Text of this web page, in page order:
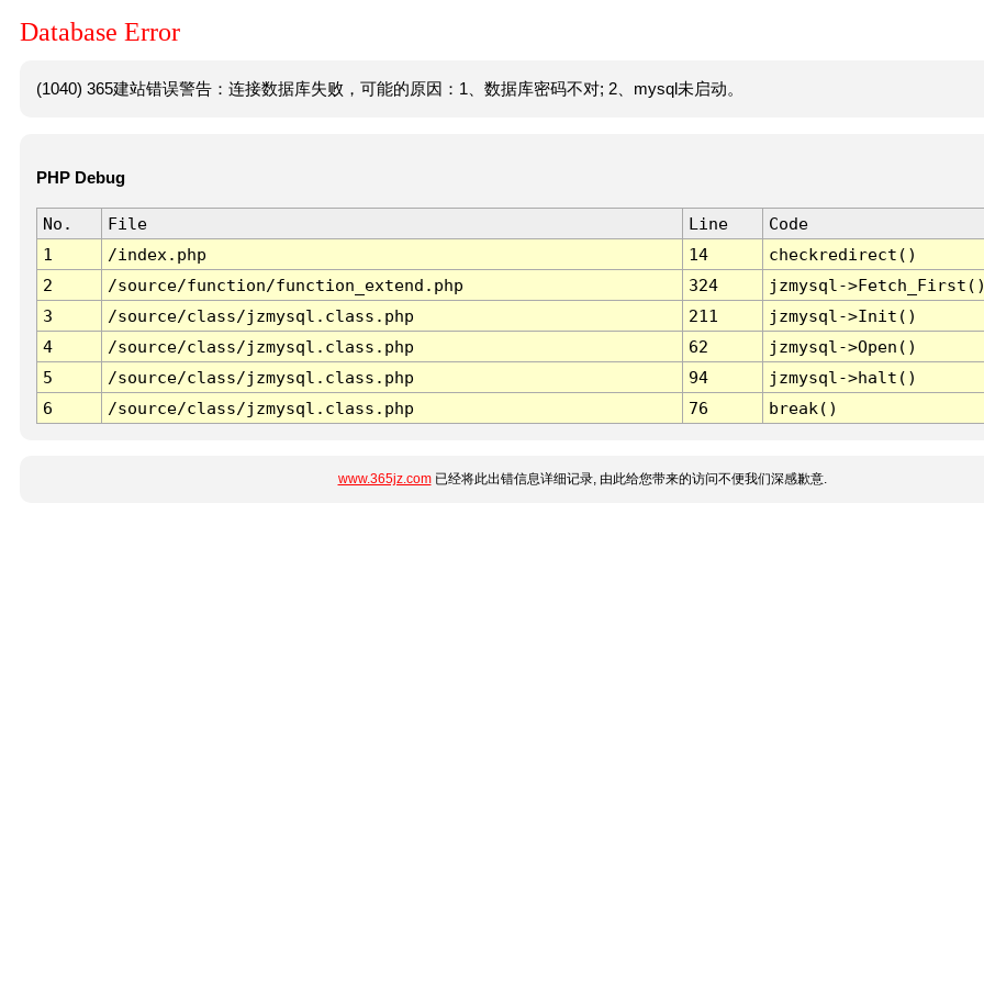
Database Error
(1040) 365建站错误警告：连接数据库失败，可能的原因：1、数据库密码不对; 2、mysql未启动。
PHP Debug
No. File Line
Code
1
/index.php 14
checkredirect()
2
/source/function/function_extend.php 324
jzmysql-
3
/source/class/jzmysql.class.php 211
jzmysql->Init()
4
/source/class/jzmysql.class.php 62
jzmysql->Open()
5
/source/class/jzmysql.class.php 94
jzmysql->halt()
6
/source/class/jzmysql.class.php 76 break()
www.365jz.com已经将此出错信息详细记录, 由此给您带来的访问不便我们深感歉意.